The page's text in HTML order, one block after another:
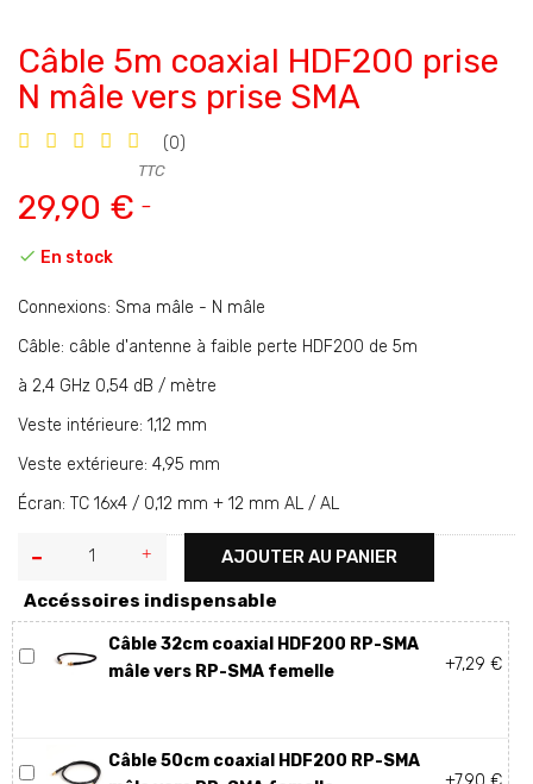
Câble 5m coaxial HDF200 prise
N mâle vers prise SMA
(0)
29,90 €
TTC
 En stock
Connexions: Sma mâle - N mâle
Câble: câble d'antenne à faible perte HDF200 de 5m
à 2,4 GHz 0,54 dB / mètre
Veste intérieure: 1,12 mm
Veste extérieure: 4,95 mm
Écran: TC 16x4 / 0,12 mm + 12 mm AL / AL
AJOUTER AU PANIER
Accéssoires indispensable
Câble 32cm coaxial HDF200 RP-SMA
mâle vers RP-SMA femelle
+7,29 €
Câble 50cm coaxial HDF200 RP-SMA